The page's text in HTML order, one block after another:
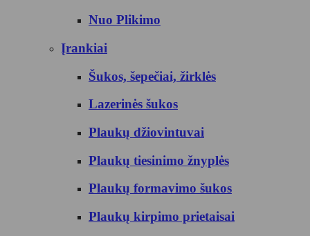
Nuo Plikimo
Įrankiai
Šukos, šepečiai, žirklės
Lazerinės šukos
Plaukų džiovintuvai
Plaukų tiesinimo žnyplės
Plaukų formavimo šukos
Plaukų kirpimo prietaisai